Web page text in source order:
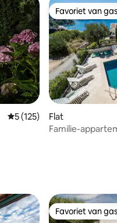
Gemiddelde beoordeling
5 (125)
Favoriet van
Favoriet van
Flat
Familie-
Favoriet van
Favoriet van